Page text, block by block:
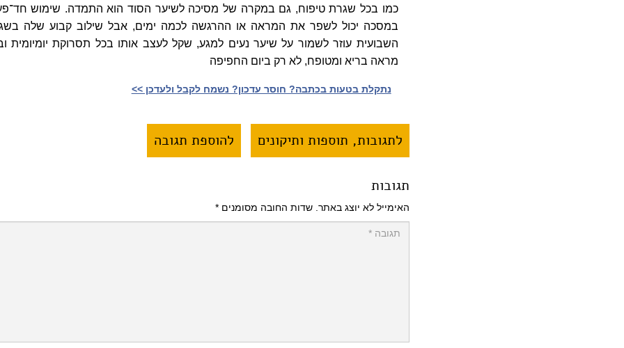
כמו בכל שגרת טיפוח, גם במקרה של מסיכה לשיער הסוד הוא התמדה. שימוש
במסכה יכול לשפר את המראה או ההרגשה לכמה ימים, אבל שילוב קבוע שלה
השבועית עוזר לשמור על שיער נעים למגע, שקל לעצב אותו בכל תסרוקת יומיומית
מראה בריא ומטופח, לא רק ביום החפיפה
נתקלת בטעות בכתבה? חוסר עדכון? נשמח לקבל ולעדכן >>‎
לתגובות, תוספות ותיקונים להוספת תגובה
תגובות
האימייל לא יוצג באתר. שדות החובה מסומנים *